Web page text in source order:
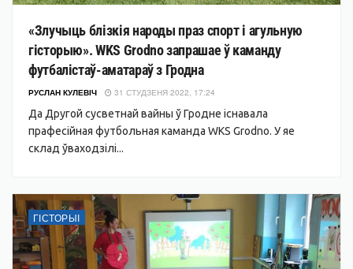
«Злучыць блізкія народы праз спорт і агульную
гісторыю». WKS Grodno запрашае ў каманду
футбалістаў-аматараў з Гродна
РУСЛАН КУЛЕВІЧ 31 СТУДЗЕНЯ 2022, 17:24
Да Другой сусветнай вайны ў Гродне існавала
прафесійная футбольная каманда WKS Grodno. У яе
склад ўваходзілі...
ГІСТОРЫІ